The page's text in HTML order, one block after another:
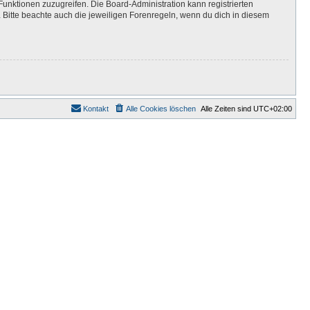
zuzugreifen. Die Board-Administration kann registrierten
beachte auch die jeweiligen Forenregeln, wenn du dich in diesem
Alle Zeiten sind UTC+02:00
Alle Cookies löschen
Kontakt